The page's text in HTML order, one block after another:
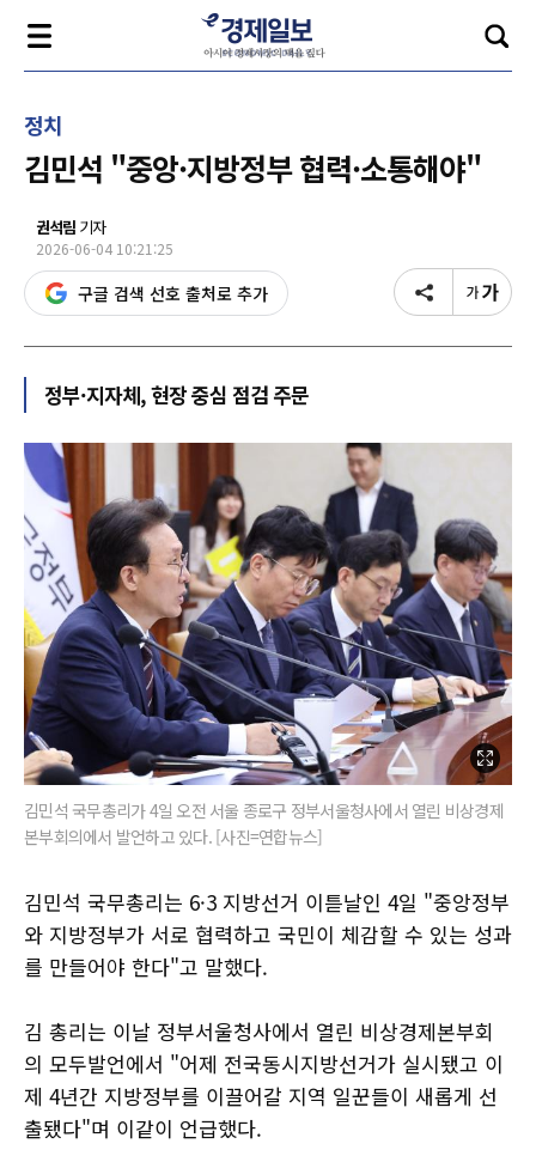
정치
김민석 "중앙·지방정부 협력·소통해야"
권석림 기자
2026-06-04 10:21:25
구글 검색 선호 출처로 추가
정부·지자체, 현장 중심 점검 주문
김민석 국무총리가 4일 오전 서울 종로구 정부서울청사에서 열린 비상경제
본부회의에서 발언하고 있다. [사진=연합뉴스]
김민석 국무총리는 6·3 지방선거 이튿날인 4일 "중앙정부
와 지방정부가 서로 협력하고 국민이 체감할 수 있는 성과
를 만들어야 한다"고 말했다.
김 총리는 이날 정부서울청사에서 열린 비상경제본부회
의 모두발언에서 "어제 전국동시지방선거가 실시됐고 이
제 4년간 지방정부를 이끌어갈 지역 일꾼들이 새롭게 선
출됐다"며 이같이 언급했다.